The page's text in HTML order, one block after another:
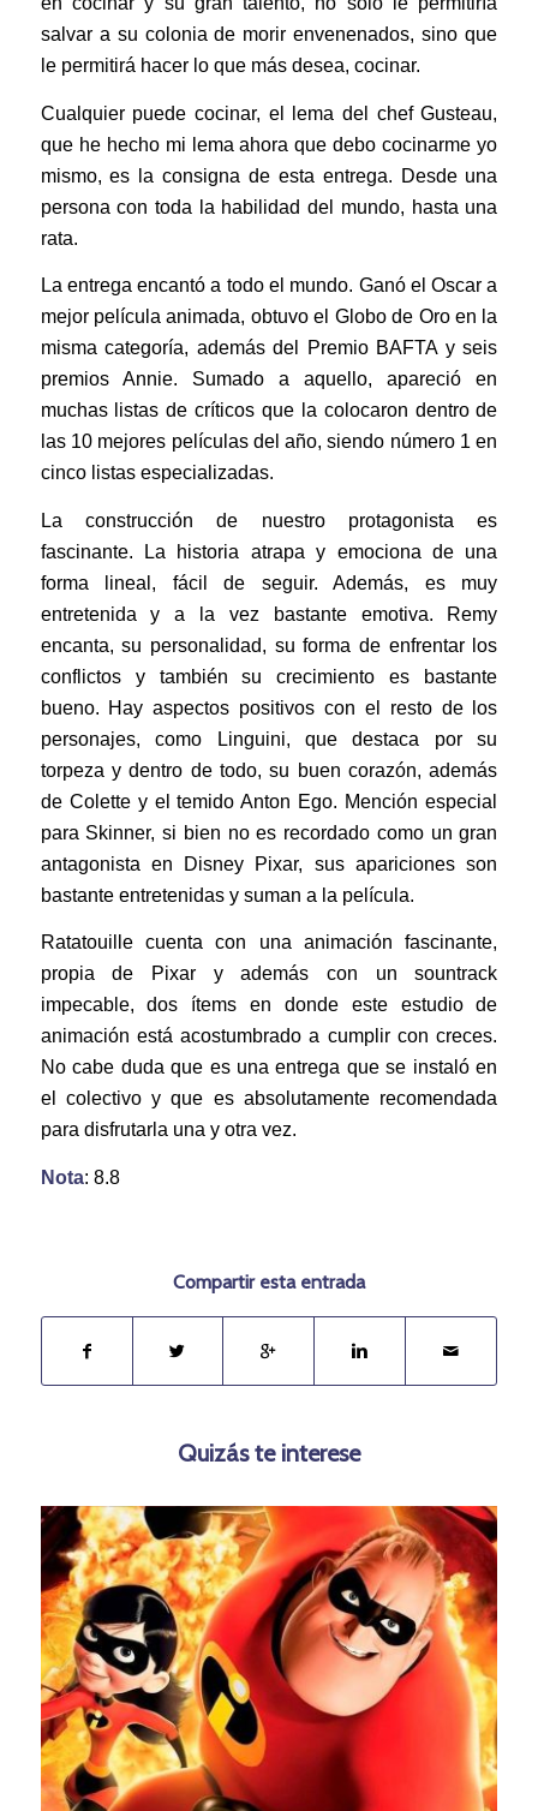
salvar a su colonia de morir envenenados, sino que
le permitirá hacer lo que más desea, cocinar.
Cualquier puede cocinar, el lema del chef Gusteau,
que he hecho mi lema ahora que debo cocinarme yo
mismo, es la consigna de esta entrega. Desde una
persona con toda la habilidad del mundo, hasta una
rata.
La entrega encantó a todo el mundo. Ganó el Oscar a
mejor película animada, obtuvo el Globo de Oro en la
misma categoría, además del Premio BAFTA y seis
premios Annie. Sumado a aquello, apareció en
muchas listas de críticos que la colocaron dentro de
las 10 mejores películas del año, siendo número 1 en
cinco listas especializadas.
La construcción de nuestro protagonista es
fascinante. La historia atrapa y emociona de una
forma lineal, fácil de seguir. Además, es muy
entretenida y a la vez bastante emotiva. Remy
encanta, su personalidad, su forma de enfrentar los
conflictos y también su crecimiento es bastante
bueno. Hay aspectos positivos con el resto de los
personajes, como Linguini, que destaca por su
torpeza y dentro de todo, su buen corazón, además
de Colette y el temido Anton Ego. Mención especial
para Skinner, si bien no es recordado como un gran
antagonista en Disney Pixar, sus apariciones son
bastante entretenidas y suman a la película.
Ratatouille cuenta con una animación fascinante,
propia de Pixar y además con un sountrack
impecable, dos ítems en donde este estudio de
animación está acostumbrado a cumplir con creces.
No cabe duda que es una entrega que se instaló en
el colectivo y que es absolutamente recomendada
para disfrutarla una y otra vez.
Nota: 8.8
Compartir esta entrada
Quizás te interese